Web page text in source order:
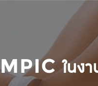
ในงา